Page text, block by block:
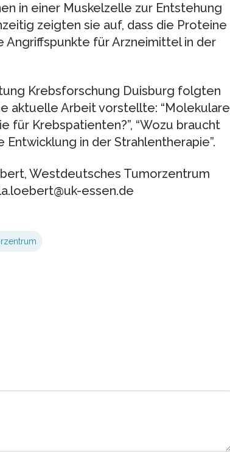
in einer Muskelzelle zur Entstehung
zeigten sie auf, dass die Proteine
Angriffspunkte für Arzneimittel in der
Krebsforschung Duisburg folgten
aktuelle Arbeit vorstellte: “Molekulare
für Krebspatienten?”, “Wozu braucht
Entwicklung in der Strahlentherapie”.
Westdeutsches Tumorzentrum
essen.de